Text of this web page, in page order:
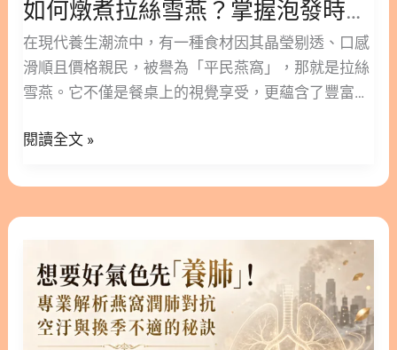
茶類及藥物錯開 5. 為孕期挑選高品質燕窩，開啟美
好的母嬰調理之旅 6. 孕婦吃燕窩常見問題 FAQ Q1：
孕婦可以吃燕窩嗎？ Q2：燕窩孕婦何時吃最適合？
Q3：懷孕喝燕窩要注意什麼？ Q4：孕婦吃燕窩有副
婦可以吃燕窩嗎？解析懷孕吃燕窩的4大核心好處 對
富含多種天然營養素，從備孕階段一直到產後，都非
常適合用來補充媽媽和寶寶所需的關鍵營養。只要掌
握正確的食用方式，懷孕吃燕窩能為母嬰帶來許多實
質的好處。 1.1. 補充珍貴燕窩酸，提供母嬰關鍵營養
燕窩中最具價值的營養成分，莫過於高含量的「燕窩
酸」（又稱唾液酸）。燕窩酸是胎兒大腦發育和免疫
如何燉煮拉絲雪燕？掌握泡發時間與食譜搭配，喝出健康好氣色！
在現代養生潮流中，有一種食材因其晶瑩剔透、口感
滑順且價格親民，被譽為「平民燕窩」，那就是拉絲
雪燕。它不僅是餐桌上的視覺享受，更蘊含了豐富的
解拉絲雪燕是什麼，解析其令人驚豔的功效，並分享
性，還是注重健康的養生族，這篇指南都能幫助您掌
握這款食材的精髓。 ○ 版本閱讀│為什麼你的雪燕燉
完就化水？掌握「拉絲雪燕煮法」關鍵 20 分鐘與泡
發密技 ○ 加入追蹤 林安安營養師粉絲團，用營養蘊
育健康！ 隱藏/顯示內容目錄 內容目錄 : 顯示/隱藏 1.
拉絲雪燕是什麼？揭開天然植物膠質的神秘面紗 1.1.
拉絲雪燕的由來與成分 1.2. 為什麼稱為「拉絲」雪
譜
搭
配，
喝
健
好
閱讀全文 »
好
氣
色